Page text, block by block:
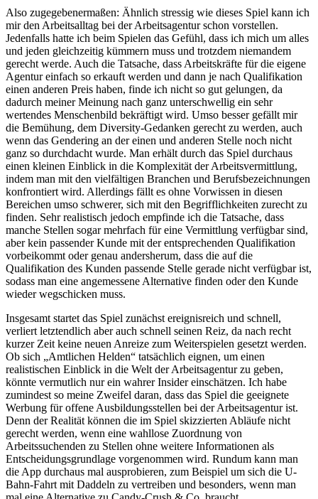
Also zugegebenermaßen: Ähnlich stressig wie dieses Spiel kann ich
mir den Arbeitsalltag bei der Arbeitsagentur schon vorstellen.
Jedenfalls hatte ich beim Spielen das Gefühl, dass ich mich um alles
und jeden gleichzeitig kümmern muss und trotzdem niemandem
gerecht werde. Auch die Tatsache, dass Arbeitskräfte für die eigene
Agentur einfach so erkauft werden und dann je nach Qualifikation
einen anderen Preis haben, finde ich nicht so gut gelungen, da
dadurch meiner Meinung nach ganz unterschwellig ein sehr
wertendes Menschenbild bekräftigt wird. Umso besser gefällt mir
die Bemühung, dem Diversity-Gedanken gerecht zu werden, auch
wenn das Gendering an der einen und anderen Stelle noch nicht
ganz so durchdacht wurde. Man erhält durch das Spiel durchaus
einen kleinen Einblick in die Komplexität der Arbeitsvermittlung,
indem man mit den vielfältigen Branchen und Berufsbezeichnungen
konfrontiert wird. Allerdings fällt es ohne Vorwissen in diesen
Bereichen umso schwerer, sich mit den Begrifflichkeiten zurecht zu
finden. Sehr realistisch jedoch empfinde ich die Tatsache, dass
manche Stellen sogar mehrfach für eine Vermittlung verfügbar sind,
aber kein passender Kunde mit der entsprechenden Qualifikation
vorbeikommt oder genau andersherum, dass die auf die
Qualifikation des Kunden passende Stelle gerade nicht verfügbar ist,
sodass man eine angemessene Alternative finden oder den Kunde
wieder wegschicken muss.
Insgesamt startet das Spiel zunächst ereignisreich und schnell,
verliert letztendlich aber auch schnell seinen Reiz, da nach recht
kurzer Zeit keine neuen Anreize zum Weiterspielen gesetzt werden.
Ob sich „Amtlichen Helden“ tatsächlich eignen, um einen
realistischen Einblick in die Welt der Arbeitsagentur zu geben,
könnte vermutlich nur ein wahrer Insider einschätzen. Ich habe
zumindest so meine Zweifel daran, dass das Spiel die geeignete
Werbung für offene Ausbildungsstellen bei der Arbeitsagentur ist.
Denn der Realität können die im Spiel skizzierten Abläufe nicht
gerecht werden, wenn eine wahllose Zuordnung von
Arbeitssuchenden zu Stellen ohne weitere Informationen als
Entscheidungsgrundlage vorgenommen wird. Rundum kann man
die App durchaus mal ausprobieren, zum Beispiel um sich die U-
Bahn-Fahrt mit Daddeln zu vertreiben und besonders, wenn man